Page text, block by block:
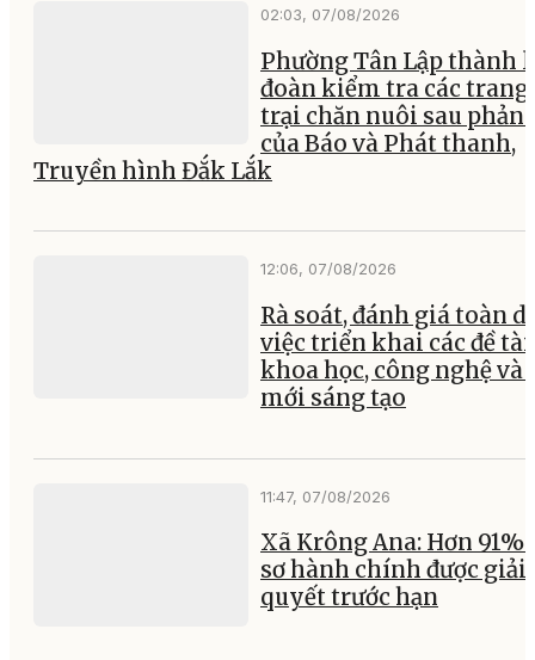
02:03, 07/08/2026
Phường Tân Lập thành
đoàn kiểm tra các trang
trại chăn nuôi sau phản
của Báo và Phát thanh,
Truyền hình Đắk Lắk
12:06, 07/08/2026
Rà soát, đánh giá toàn
việc triển khai các đề tài
khoa học, công nghệ và
mới sáng tạo
11:47, 07/08/2026
Xã Krông Ana: Hơn 91%
sơ hành chính được giải
quyết trước hạn